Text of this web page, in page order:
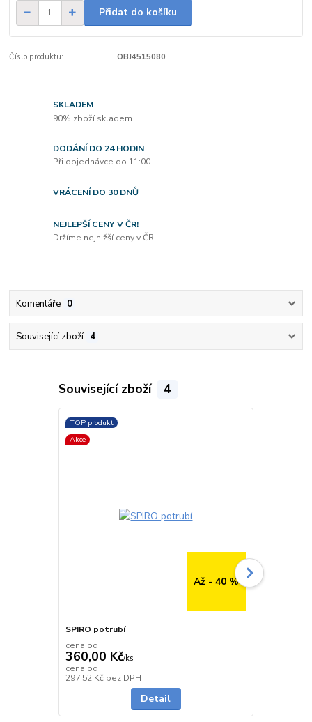
Přidat do košíku
Číslo produktu: OBJ4515080
SKLADEM
90% zboží skladem
DODÁNÍ DO 24 HODIN
Při objednávce do 11:00
VRÁCENÍ DO 30 DNŮ
NEJLEPŠÍ CENY V ČR!
Držíme nejnižší ceny v ČR
Komentáře 0
Související zboží 4
Související zboží 4
TOP produkt
Akce
Až - 40 %
SPIRO potrubí
cena od
360,00 Kč/ks
cena od
297,52 Kč bez DPH
Detail